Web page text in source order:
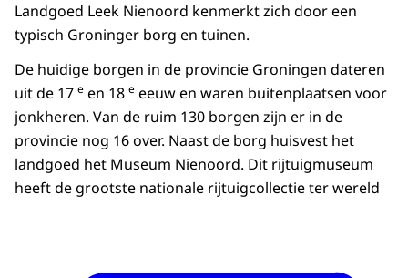
Landgoed Leek Nienoord kenmerkt zich door een
typisch Groninger borg en tuinen.
De huidige borgen in de provincie Groningen dateren
uit de 17 e en 18 e eeuw en waren buitenplaatsen voor
jonkheren. Van de ruim 130 borgen zijn er in de
provincie nog 16 over. Naast de borg huisvest het
landgoed het Museum Nienoord. Dit rijtuigmuseum
heeft de grootste nationale rijtuigcollectie ter wereld